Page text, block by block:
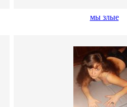
мы злые